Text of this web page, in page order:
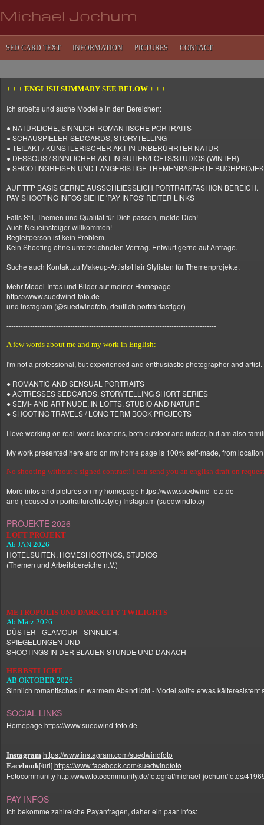
Michael Jochum
SED CARD TEXT INFORMATION PICTURES CONTACT
+ + + ENGLISH SUMMARY SEE BELOW + + +
Ich arbeite und suche Modelle in den Bereichen:
● NATÜRLICHE, SINNLICH-ROMANTISCHE PORTRAITS
● SCHAUSPIELER-SEDCARDS, STORYTELLING
● TEILAKT / KÜNSTLERISCHER AKT IN UNBERÜHRTER NATUR
● DESSOUS / SINNLICHER AKT IN SUITEN/LOFTS/STUDIOS (WINTER)
● SHOOTINGREISEN UND LANGFRISTIGE THEMENBASIERTE
AUF TFP BASIS GERNE AUSSCHLIESSLICH PORTRAIT/FASHION BEREICH.
PAY SHOOTING INFOS SIEHE 'PAY INFOS' REITER LINKS
Falls Stil, Themen und Qualität für Dich passen, melde Dich!
Auch Neueinsteiger willkommen!
Begleitperson ist kein Problem.
Kein Shooting ohne unterzeichneten Vertrag. Entwurf gerne auf Anfrage.
Suche auch Kontakt zu Makeup-Artists/Hair Stylisten für Themenprojekte.
Mehr Model-Infos und Bilder auf meiner Homepage
https://www.suedwind-foto.de
und Instagram (@suedwindfoto, deutlich portraitlastiger)
-----------------------------------------------------------------------------------------
A few words about me and my work in English:
I'm not a professional, but experienced and enthusiastic photographer and
● ROMANTIC AND SENSUAL PORTRAITS
● ACTRESSES SEDCARDS. STORYTELLING SHORT SERIES
● SEMI- AND ART NUDE, IN LOFTS, STUDIO AND NATURE
● SHOOTING TRAVELS / LONG TERM BOOK PROJECTS
I love working on real-world locations, both outdoor and indoor, but am also
My work presented here and on my home page is 100% self-made, from
No shooting without a signed contract! I can send you an english draft on
More infos and pictures on my homepage https://www.suedwind-foto.de
and (focused on portraiture/lifestyle) Instagram (suedwindfoto)
PROJEKTE 2026
LOFT PROJEKT
Ab JAN 2026
HOTELSUITEN, HOMESHOOTINGS, STUDIOS
(Themen und Arbeitsbereiche n.V.)
METROPOLIS UND DARK CITY TWILIGHTS
Ab März 2026
DÜSTER - GLAMOUR - SINNLICH.
SPIEGELUNGEN UND
SHOOTINGS IN DER BLAUEN STUNDE UND DANACH
HERBSTLICHT
AB OKTOBER 2026
Sinnlich romantisches in warmem Abendlicht - Model sollte etwas kälteresistent
SOCIAL LINKS
Homepage https://www.suedwind-foto.de
Instagram https://www.instagram.com/suedwindfoto
Facebook[/url]https://www.facebook.com/suedwindfoto
Fotocommunityhttp://www.fotocommunity.de/fotograf/michael-jochum/fotos/
PAY INFOS
Ich bekomme zahlreiche Payanfragen, daher ein paar Infos: